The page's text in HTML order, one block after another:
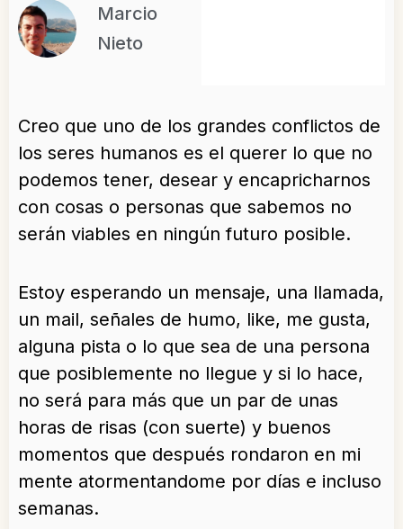
Marcio
Nieto
Creo que uno de los grandes conflictos de
los seres humanos es el querer lo que no
podemos tener, desear y encapricharnos
con cosas o personas que sabemos no
serán viables en ningún futuro posible.
Estoy esperando un mensaje, una llamada,
un mail, señales de humo, like, me gusta,
alguna pista o lo que sea de una persona
que posiblemente no llegue y si lo hace,
no será para más que un par de unas
horas de risas (con suerte) y buenos
momentos que después rondaron en mi
mente atormentandome por días e incluso
semanas.